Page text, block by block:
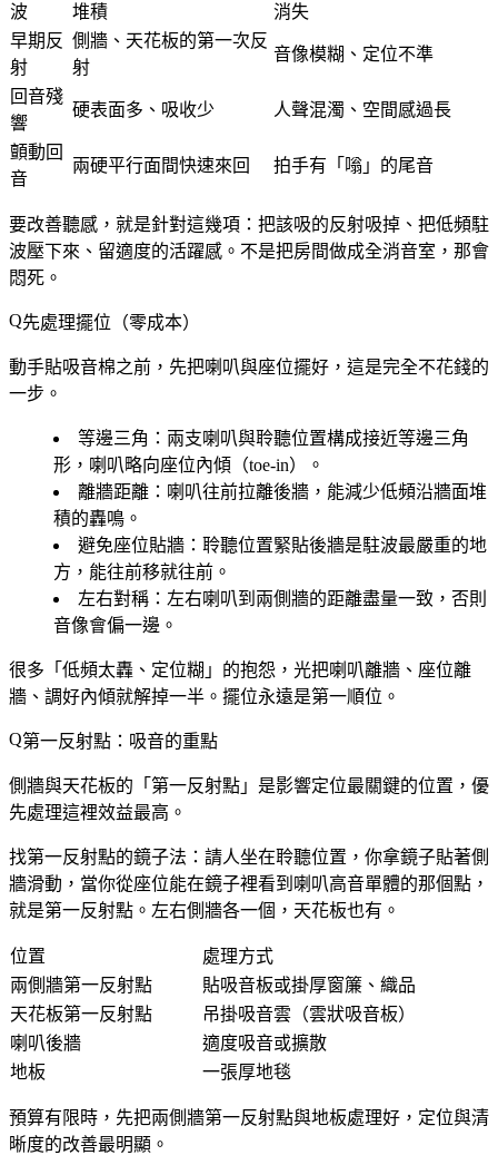
波
堆積
消失
早期反
射
側牆、天花板的第一次反
射
音像模糊、定位不準
回音殘
響
硬表面多、吸收少 人聲混濁、空間感過長
顫動回
音
兩硬平行面間快速來回 拍手有「嗡」的尾音
要改善聽感，就是針對這幾項：把該吸的反射吸掉、把低頻駐
波壓下來、留適度的活躍感。不是把房間做成全消音室，那會
悶死。
先處理擺位（零成本）
動手貼吸音棉之前，先把喇叭與座位擺好，這是完全不花錢的
一步。
等邊三角 ：兩支喇叭與聆聽位置構成接近等邊三角
形，喇叭略向座位內傾（toe-in）。
離牆距離 ：喇叭往前拉離後牆，能減少低頻沿牆面堆
積的轟鳴。
避免座位貼牆 ：聆聽位置緊貼後牆是駐波最嚴重的地
方，能往前移就往前。
左右對稱 ：左右喇叭到兩側牆的距離盡量一致，否則
音像會偏一邊。
很多「低頻太轟、定位糊」的抱怨，光把喇叭離牆、座位離
牆、調好內傾就解掉一半。擺位永遠是第一順位。
第一反射點：吸音的重點
側牆與天花板的「第一反射點」是影響定位最關鍵的位置，優
先處理這裡效益最高。
找第一反射點的鏡子法：請人坐在聆聽位置，你拿鏡子貼著側
牆滑動，當你從座位能在鏡子裡看到喇叭高音單體的那個點，
就是第一反射點。左右側牆各一個，天花板也有。
位置
處理方式
兩側牆第一反射點
貼吸音板或掛厚窗簾、織品
天花板第一反射點
吊掛吸音雲（雲狀吸音板）
喇叭後牆
適度吸音或擴散
地板
一張厚地毯
預算有限時，先把兩側牆第一反射點與地板處理好，定位與清
晰度的改善最明顯。